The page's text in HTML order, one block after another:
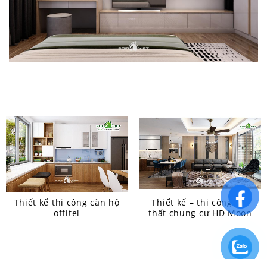
Thiết kế thi công căn hộ
offitel
Thiết kế – thi công nội
thất chung cư HD Moon